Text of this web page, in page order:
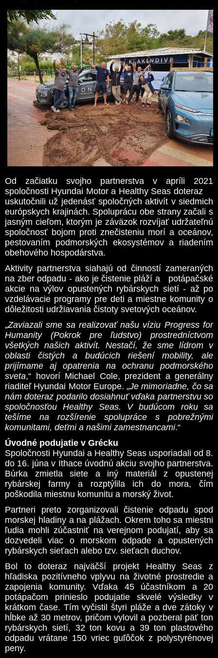
Od začiatku svojho partnerstva v apríli 2021
spoločnosti Hyundai Motor a Healthy Seas doteraz
uskutočnili už jedenásť spoločných aktivít v siedmich
európskych krajinách. Spoluprácu obe strany začali s
jasným cieľom, ktorým je záväzok rozvíjať udržateľnú
spoločnosť bojom proti znečisteniu morí a oceánov,
pestovaním podmorských ekosystémov a riadením
obehového hospodárstva.
Aktivity partnerstva siahajú od činností zameraných
na zber odpadu - ako je čistenie pláží a potápačské
akcie na výlov opustených rybárskych sietí - až po
vzdelávacie programy pre deti a miestne komunity o
dôležitosti udržiavania čistoty svetových oceánov.
„Zaviazali sme sa realizovať našu víziu Progress for
Humanity (Pokrok pre ľudstvo) prostredníctvom
všetkých našich aktivít. Nestačí, že sme lídrom v
oblasti čistých a budúcich riešení mobility, ale
prijímame aj opatrenia na ochranu podmorského
sveta,“ hovorí Michael Cole, prezident a generálny
riaditeľ Hyundai Motor Europe. „Je mimoriadne, čo sa
nám doteraz podarilo dosiahnuť vďaka partnerstvu so
spoločnosťou Healthy Seas. V budúcom roku sa
tešíme na rozšírenie spolupráce s pobrežnými
komunitami, deťmi a našimi zamestnancami.“
Úvodné podujatie v Grécku
Spoločnosti Hyundai a Healthy Seas usporiadali od 8.
do 16. júna v Ithace úvodnú akciu svojho partnerstva.
Búrka zmietla siete a iný materiál z opustenej
rybárskej farmy a rozptýlila ich do mora, čím
poškodila miestnu komunitu a morský život.
Partneri preto zorganizovali čistenie odpadu spod
morskej hladiny a na plážach. Okrem toho sa miestni
ľudia mohli zúčastniť na verejnom podujatí, aby sa
dozvedeli viac o morskom odpade a opustených
rybárskych sieťach alebo tzv. sieťach duchov.
Bol to doteraz najväčší projekt Healthy Seas z
hľadiska pozitívneho vplyvu na životné prostredie a
zapojenia komunity. Vďaka 45 účastníkom a 20
potápačom prinieslo podujatie skvelé výsledky v
krátkom čase. Tím vyčistil štyri pláže a dve zátoky v
hĺbke až 30 metrov, pričom vylovil a pozberal päť ton
rybárskych sietí, 32 ton kovu a 39 ton plastového
odpadu vrátane 150 vriec guľôčok z polystyrénovej
peny.